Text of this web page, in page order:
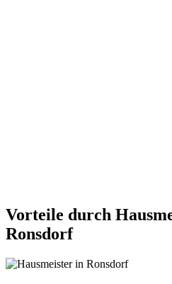
Vorteile durch
Ronsdorf